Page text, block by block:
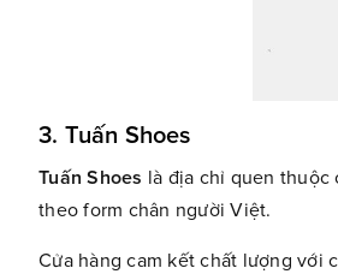
3. Tuấn Shoes
Tuấn Shoes là địa chỉ quen thuộc
theo form chân người Việt.
Cửa hàng cam kết chất lượng với